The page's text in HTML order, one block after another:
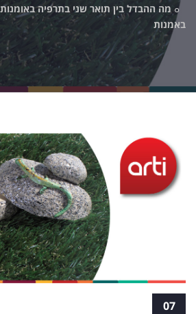
מה ההבדל בין תואר שני בתרפיה
באמנות
07